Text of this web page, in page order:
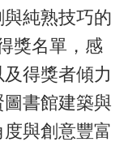
純熟技巧的
獎名單，感
得獎者傾力
書館建築與
與創意豐富